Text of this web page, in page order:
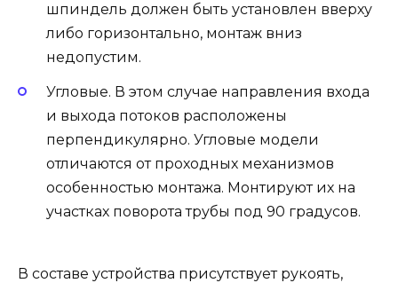
шпиндель должен быть установлен вверху
либо горизонтально, монтаж вниз
недопустим.
Угловые. В этом случае направления входа
и выхода потоков расположены
перпендикулярно. Угловые модели
отличаются от проходных механизмов
особенностью монтажа. Монтируют их на
участках поворота трубы под 90 градусов.
В составе устройства присутствует рукоять,